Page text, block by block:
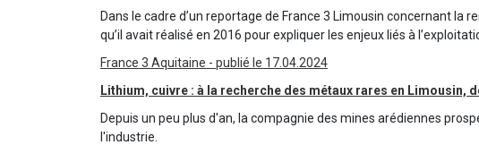
Dans le cadre d’un reportage de France 3 Limousin concernant
qu’il avait réalisé en 2016 pour expliquer les enjeux liés à
France 3 Aquitaine - publié le 17.04.2024
Lithium, cuivre : à la recherche des métaux rares en
Depuis un peu plus d'an, la compagnie des mines arédiennes
l'industrie.